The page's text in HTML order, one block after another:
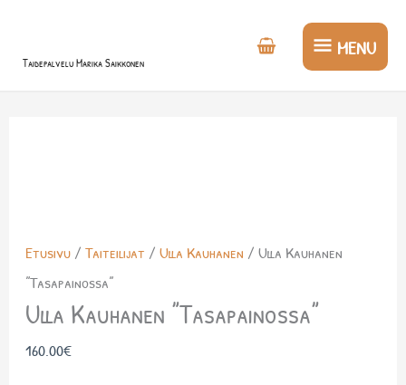
Taidepalvelu Marika Saikkonen
MENU
MENU
Etusivu/ Taiteilijat / Ulla Kauhanen / Ulla Kauhanen
”Tasapainossa”
Ulla Kauhanen ”Tasapainossa”
160.00€